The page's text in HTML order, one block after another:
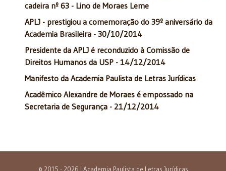
cadeira nº 63 - Lino de Moraes Leme
APLJ - prestigiou a comemoração do 39º aniversário da
Academia Brasileira - 30/10/2014
Presidente da APLJ é reconduzido à Comissão de
Direitos Humanos da USP - 14/12/2014
Manifesto da Academia Paulista de Letras Jurídicas
Acadêmico Alexandre de Moraes é empossado na
Secretaria de Segurança - 21/12/2014
© 2015 - 2026 | Academia Paulista de Letras Jurídicas